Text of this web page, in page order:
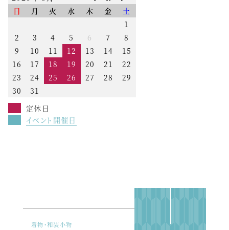
日
月 火 水 木 金
土
1
2
3 4 5 6 7
8
9
10 11 12 13 14
15
16
17 18 19 20 21
22
23
24 25 26 27 28
29
30
31
定休日
イベント開催日
着物・和装小物